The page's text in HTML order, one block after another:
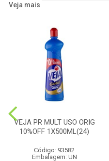
Veja mais
VEJA PR MULT USO ORIG
10%OFF 1X500ML(24)
Código: 93582
Embalagem: UN